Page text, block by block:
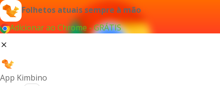
Folhetos atuais sempre à mão
Adicionar ao Chrome - GRÁTIS
App Kimbino